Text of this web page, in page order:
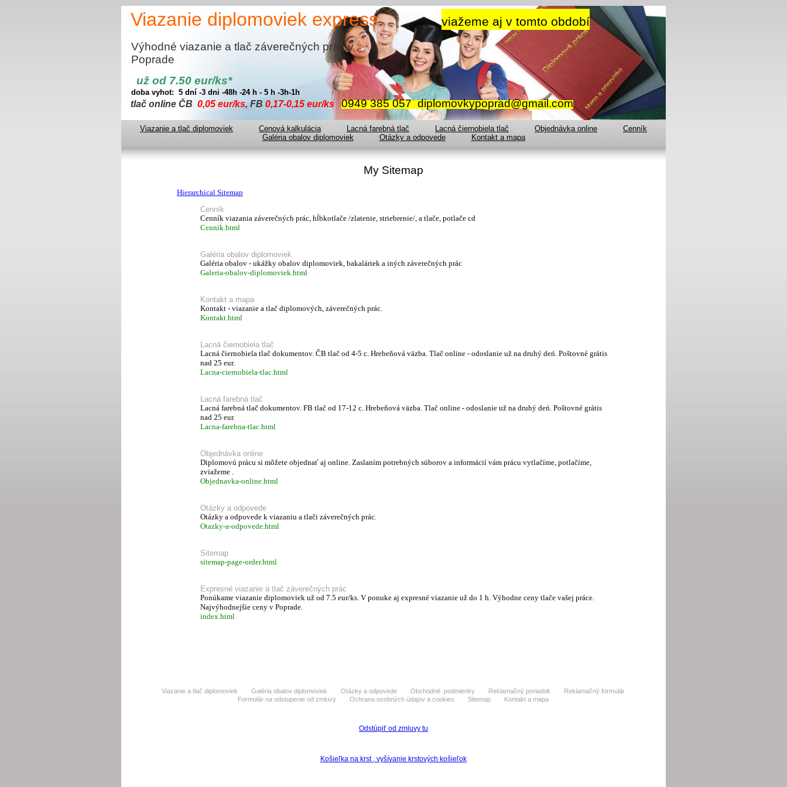
Viazanie diplomoviek express viažeme aj v tomto období
Výhodné viazanie a tlač záverečných prác v
Poprade
už od 7.50 eur/ks*
doba vyhot: 5 dní -3 dni -48h -24 h - 5 h -3h-1h
tlač online ČB 0,05 eur/ks, FB 0,17-0,15 eur/ks 0949 385 057 diplomovkypoprad@gmail.com
Viazanie a tlač diplomoviek Cenová kalkulácia Lacná farebná tlač Lacná čiernobiela tlač Objednávka online
Cenník
Galéria obalov diplomoviek
Otázky a odpovede Kontakt a mapa
My Sitemap
Hierarchical Sitemap
Cenník
Cenník viazania záverečných prác, hĺbkotlače /zlatenie, striebrenie/, a tlače, potlače cd
Cennik.html
Galéria obalov diplomoviek
Galéria obalov - ukážky obalov diplomoviek, bakaláriek a iných záverečných prác
Galeria-obalov-diplomoviek.html
Kontakt a mapa
Kontakt - viazanie a tlač diplomových, záverečných prác.
Kontakt.html
Lacná čiernobiela tlač
Lacná čiernobiela tlač dokumentov. ČB tlač od 4-5 c. Hrebeňová väzba. Tlač online - odoslanie už na druhý deń. Poštovné grátis
nad 25 eur.
Lacna-ciernobiela-tlac.html
Lacná farebná tlač
Lacná farebná tlač dokumentov. FB tlač od 17-12 c. Hrebeňová väzba. Tlač online - odoslanie už na druhý deń. Poštovné grátis
nad 25 eur.
Lacna-farebna-tlac.html
Objednávka online
Diplomovú prácu si môžete objednať aj online. Zaslaním potrebných súborov a informácií vám prácu vytlačíme, potlačíme,
zviažeme .
Objednavka-online.html
Otázky a odpovede
Otázky a odpovede k viazaniu a tlači záverečných prác.
Otazky-a-odpovede.html
Sitemap
sitemap-page-order.html
Expresné viazanie a tlač záverečných prác
Ponúkame viazanie diplomoviek už od 7.5 eur/ks. V ponuke aj expresné viazanie už do 1 h. Výhodne ceny tlače vašej práce.
Najvýhodnejšie ceny v Poprade.
index.html
Viazanie a tlač diplomoviek Galéria obalov diplomoviek Otázky a odpovede Obchodné podmienky Reklamačný poriadok
Reklamačný formulár
Formulár na odstupenie od zmluvy
Ochrana osobných údajov a cookies Sitemap Kontakt a mapa
Odstúpiť od zmluvy tu
Košieľka na krst , vyšívanie krstových košieľok